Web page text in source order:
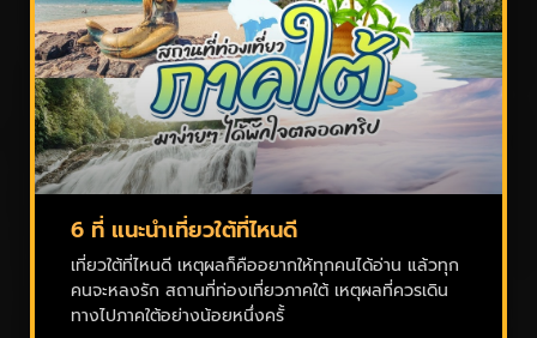
6 ที่ แนะนำเที่ยวใต้ที่ไหนดี
เที่ยวใต้ที่ไหนดี เหตุผลก็คืออยากให้ทุกคนได้อ่าน แล้วทุก
คนจะหลงรัก สถานที่ท่องเที่ยวภาคใต้ เหตุผลที่ควรเดิน
ทางไปภาคใต้อย่างน้อยหนึ่งครั้